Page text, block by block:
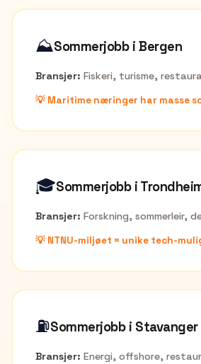
⛰️Sommerjobb iBergen
Bransjer: Fiskeri, turisme,
💡Maritime næringer har masse
🎓Sommerjobb i
Bransjer: Forskning, sommerleir,
💡NTNU-miljøet = unike tech-
⛽Sommerjobb i Stavanger
Bransjer: Energi, offshore,